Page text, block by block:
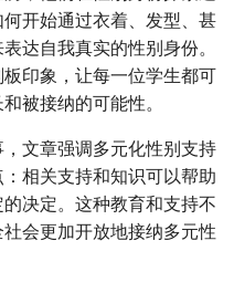
开始通过衣着、发型、甚
达自我真实的性别身份。
印象，让每一位学生都可
被接纳的可能性。
文章强调多元化性别支持
相关支持和知识可以帮助
决定。这种教育和支持不
会更加开放地接纳多元性